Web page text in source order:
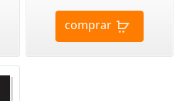
comprar